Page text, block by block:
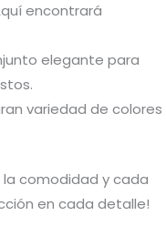
encontrará
elegante para
variedad de colores
la comodidad y cada
en cada detalle!